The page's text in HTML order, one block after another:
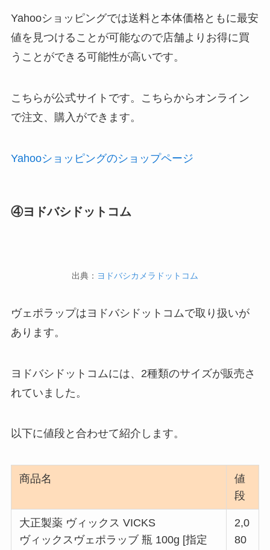
Yahooショッピングでは送料と本体価格ともに最安
値を見つけることが可能なので店舗よりお得に買
うことができる可能性が高いです。
こちらが公式サイトです。こちらからオンライン
で注文、購入ができます。
Yahooショッピングのショップページ
④ヨドバシドットコム
出典： ヨドバシカメラドットコム
ヴェポラップはヨドバシドットコムで取り扱いが
あります。
ヨドバシドットコムには、2種類のサイズが販売さ
れていました。
以下に値段と合わせて紹介します。
商品名
値
段
大正製薬 ヴィックス VICKS
ヴィックスヴェポラッブ 瓶 100g [指定
2,0
80